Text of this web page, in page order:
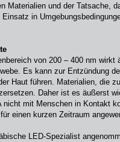
Materialien und der Tatsache,
in
von 200 – 400 nm wirkt
Es kann zur Entzündung
Haut führen. Materialien, die
Daher ist es äußerst
mit Menschen in Kontakt
einen kurzen Zeitraum
LED-Spezialist